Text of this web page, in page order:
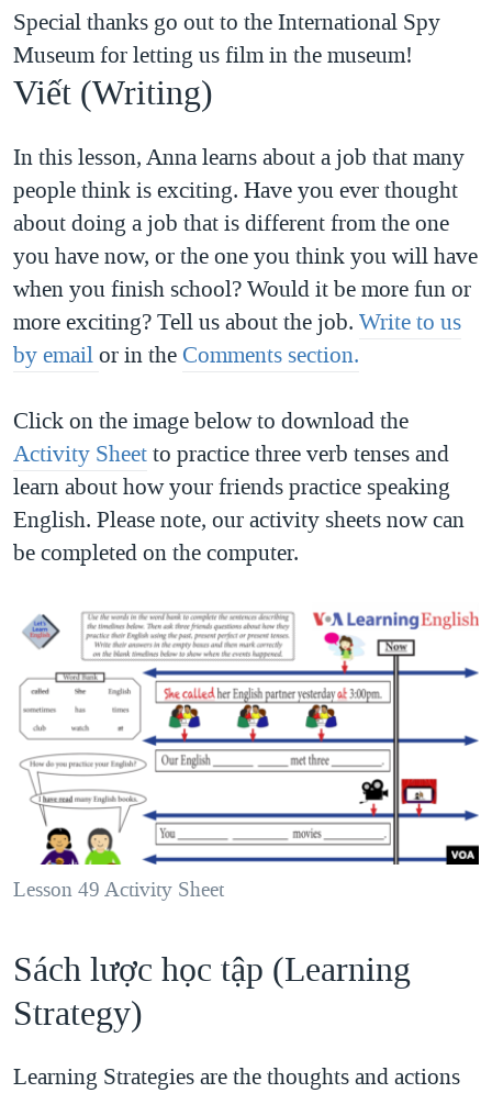
Special thanks go out to the International Spy
Museum for letting us film in the museum!
Viết (Writing)
In this lesson, Anna learns about a job that many
people think is exciting. Have you ever thought
about doing a job that is different from the one
you have now, or the one you think you will have
when you finish school? Would it be more fun or
more exciting? Tell us about the job. Write to us
by emailor in the Comments section.
Click on the image below to download the
Activity Sheetto practice three verb tenses and
learn about how your friends practice speaking
English. Please note, our activity sheets now can
be completed on the computer.​
Lesson 49 Activity Sheet
Sách lược học tập (Learning
Strategy)​
Learning Strategies are the thoughts and actions